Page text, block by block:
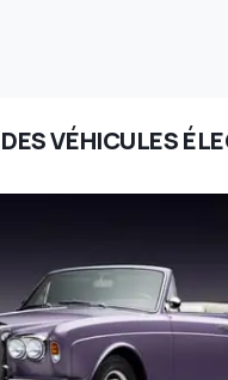
VÉHICULES